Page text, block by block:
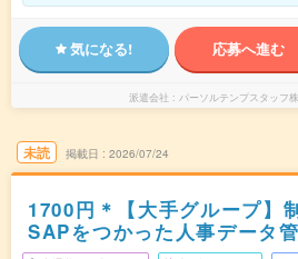
気になる! 応募へ進む
派遣会社 パーソルテンプスタッフ
未読 掲載日 2026/07/24
1700円＊【大手グループ】
SAPをつかった人事データ